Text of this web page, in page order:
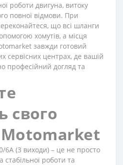
роботи двигуна, витоку
повної відмови. При
що всі шланги
хомутів, а місця
завжди готовий
сервісних центрах, де вашій
професійний догляд та
свого
Motomarket
6A (3 виходи) – це не просто
роботи та